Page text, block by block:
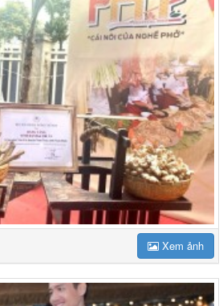
Xem ảnh